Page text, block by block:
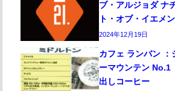
ブ・アルジョダ ナ
ト・オブ・イエメ
2024年12月19日
カフェ ランバン ：
ーマウンテン No.1
出しコーヒー